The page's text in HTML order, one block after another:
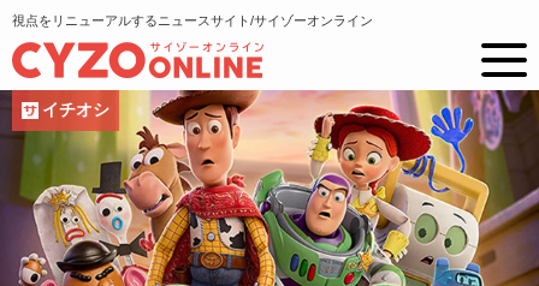
視点をリニューアルするニュースサイト/サイゾーオンライン
イチオシ